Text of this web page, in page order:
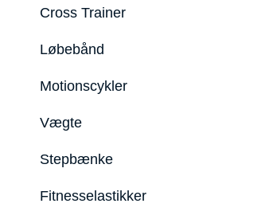
Cross Trainer
Løbebånd
Motionscykler
Vægte
Stepbænke
Fitnesselastikker